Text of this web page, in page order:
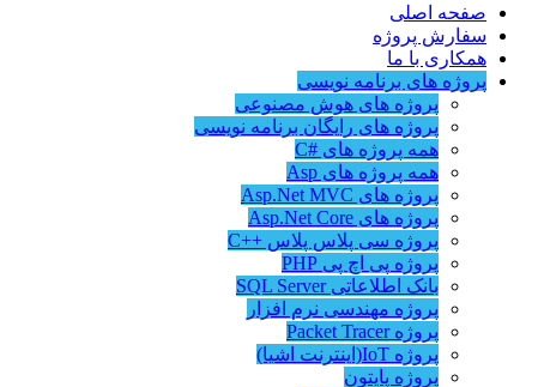
صفحه اصلی
سفارش پروژه
همکاری با ما
پروژه های برنامه نویسی
پروژه های هوش مصنوعی
پروژه های رایگان برنامه نویسی
همه پروژه های #C
همه پروژه های Asp
پروژه های Asp.Net MVC
پروژه های Asp.Net Core
پروژه سی پلاس پلاس ++C
پروژه پی اچ پی PHP
بانک اطلاعاتی SQL Server
پروژه مهندسی نرم افزار
پروژه Packet Tracer
پروژه IoT(اینترنت اشیا)
پروژه پایتون